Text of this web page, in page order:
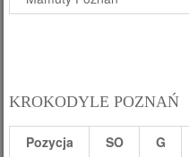
KROKODYLE POZNAŃ
Pozycja SO G